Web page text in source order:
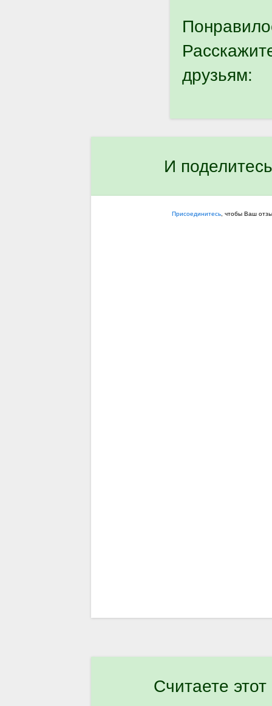
друзьям:
И
Присоединитесь , чтобы Ваш
Считаете